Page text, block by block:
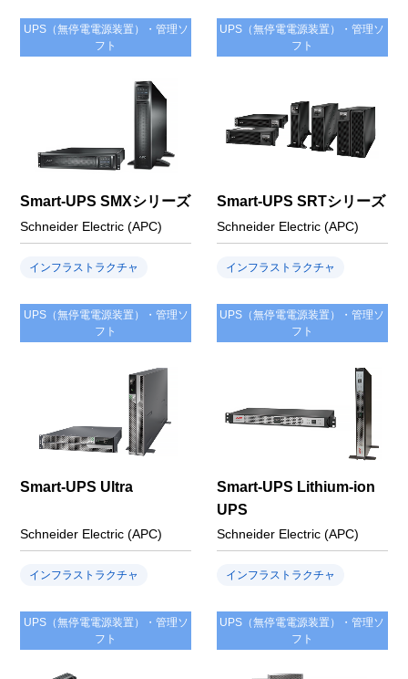
UPS（無停電電源装置）・管理ソ
フト
Smart-UPS SMXシリーズ
Schneider Electric (APC)
インフラストラクチャ
UPS（無停電電源装置）・管理ソ
フト
Smart-UPS SRTシリーズ
Schneider Electric (APC)
インフラストラクチャ
UPS（無停電電源装置）・管理ソ
フト
Smart-UPS Ultra
Schneider Electric (APC)
インフラストラクチャ
UPS（無停電電源装置）・管理ソ
フト
Smart-UPS Lithium-ion
UPS
Schneider Electric (APC)
インフラストラクチャ
UPS（無停電電源装置）・管理ソ
フト
UPS（無停電電源装置）・管理ソ
フト